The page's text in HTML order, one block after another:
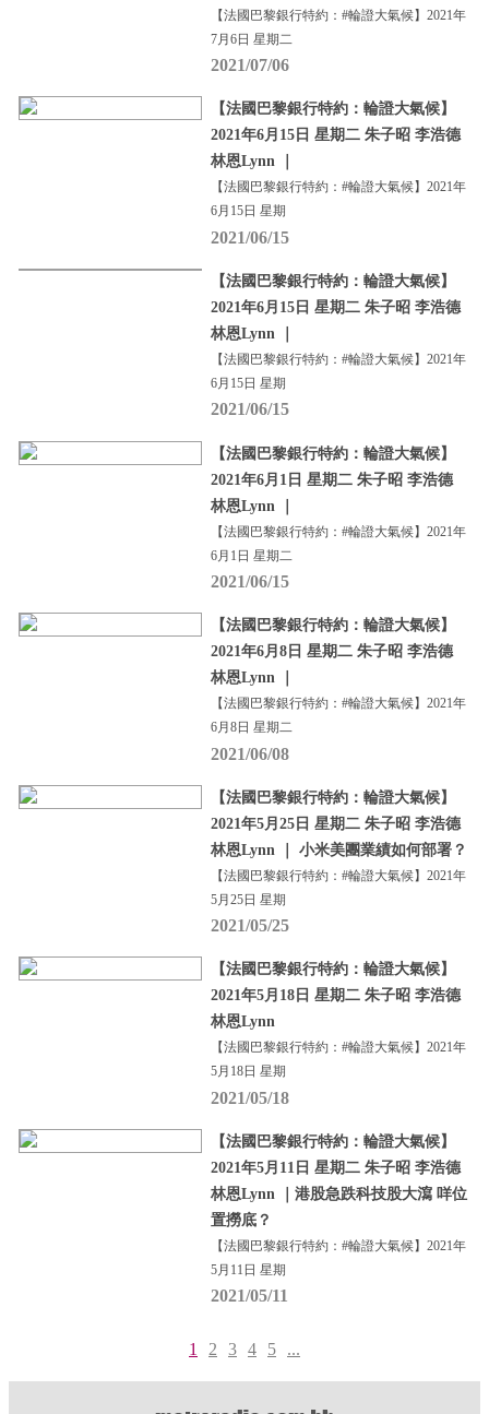
【法國巴黎銀行特約：#輪證大氣候】2021年
7月6日 星期二
2021/07/06
【法國巴黎銀行特約：輪證大氣候】
2021年6月15日 星期二 朱子昭 李浩德
林恩Lynn ｜
【法國巴黎銀行特約：#輪證大氣候】2021年
6月15日 星期
2021/06/15
【法國巴黎銀行特約：輪證大氣候】
2021年6月15日 星期二 朱子昭 李浩德
林恩Lynn ｜
【法國巴黎銀行特約：#輪證大氣候】2021年
6月15日 星期
2021/06/15
【法國巴黎銀行特約：輪證大氣候】
2021年6月1日 星期二 朱子昭 李浩德
林恩Lynn ｜
【法國巴黎銀行特約：#輪證大氣候】2021年
6月1日 星期二
2021/06/15
【法國巴黎銀行特約：輪證大氣候】
2021年6月8日 星期二 朱子昭 李浩德
林恩Lynn ｜
【法國巴黎銀行特約：#輪證大氣候】2021年
6月8日 星期二
2021/06/08
【法國巴黎銀行特約：輪證大氣候】
2021年5月25日 星期二 朱子昭 李浩德
林恩Lynn ｜ 小米美團業績如何部署？
【法國巴黎銀行特約：#輪證大氣候】2021年
5月25日 星期
2021/05/25
【法國巴黎銀行特約：輪證大氣候】
2021年5月18日 星期二 朱子昭 李浩德
林恩Lynn
【法國巴黎銀行特約：#輪證大氣候】2021年
5月18日 星期
2021/05/18
【法國巴黎銀行特約：輪證大氣候】
2021年5月11日 星期二 朱子昭 李浩德
林恩Lynn ｜港股急跌科技股大瀉 咩位
置撈底？
【法國巴黎銀行特約：#輪證大氣候】2021年
5月11日 星期
2021/05/11
1 2 3 4 5 ...